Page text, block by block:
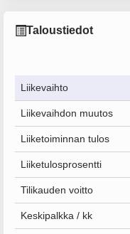
Taloustiedot
Liikevaihto
Liikevaihdon muutos
Liiketoiminnan tulos
Liiketulosprosentti
Tilikauden voitto
Keskipalkka / kk